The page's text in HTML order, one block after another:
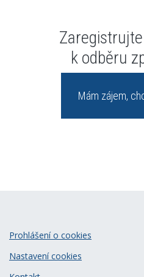
k odběru
Mám zájem,
Prohlášení o cookies
Nastavení cookies